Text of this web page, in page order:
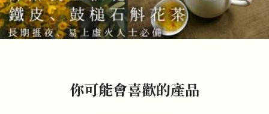
你可能會喜歡的產品